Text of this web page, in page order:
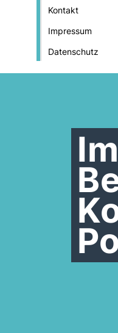
Kontakt
Impressum
Datenschutz